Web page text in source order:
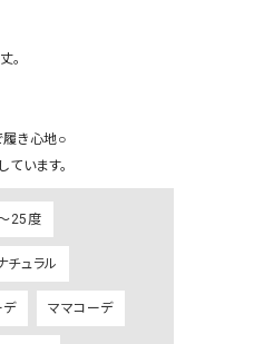
LAOCOONTE（ラオコンテ）
レ ）
エンティ
トライブ）
ています。
25度
チュラル
デ ママコーデ